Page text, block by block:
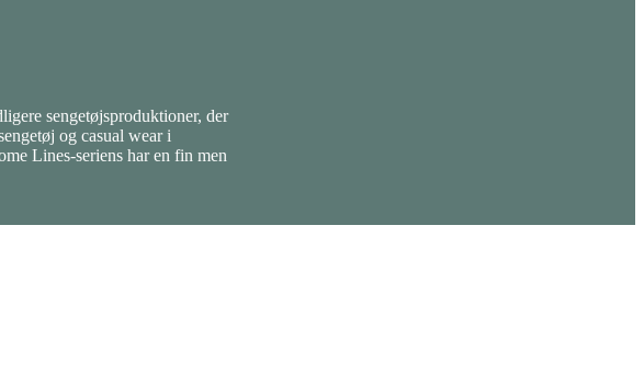
sengetøjsproduktioner, der
og casual wear i
Lines-seriens har en fin men